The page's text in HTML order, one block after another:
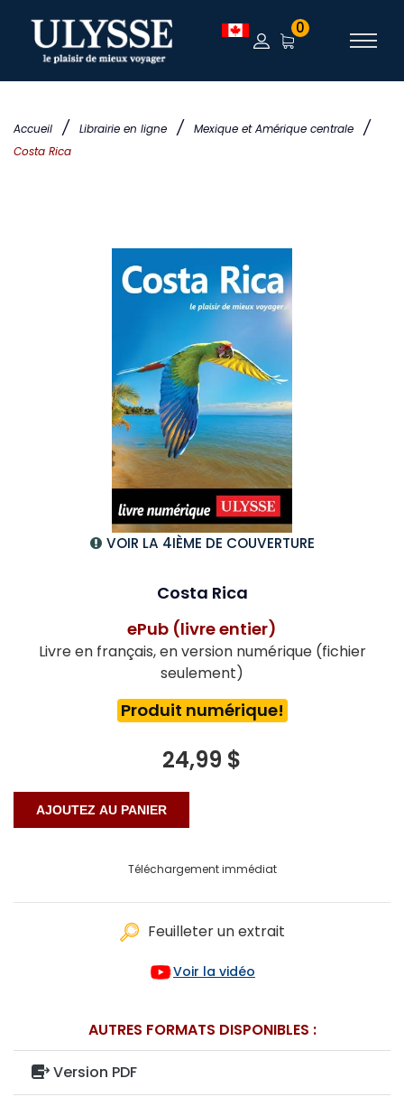
Accueil / Librairie en ligne / Mexique et Amérique centrale /
Costa Rica
0
VOIR LA 4IÈME DE COUVERTURE
Costa Rica
ePub (livre entier)
Livre en français, en version numérique (fichier
seulement)
Produit numérique!
24,99 $
Téléchargement immédiat
Feuilleter un extrait
Voir la vidéo
AUTRES FORMATS DISPONIBLES :
Version PDF